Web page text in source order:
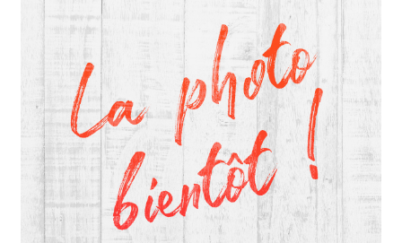
MON COMPTE